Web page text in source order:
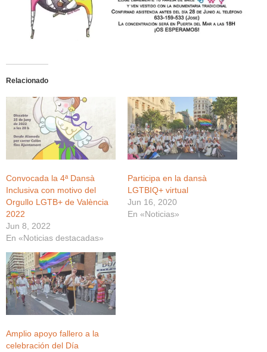
Relacionado
Convocada la 4ª Dansà
Inclusiva con motivo del
Orgullo LGTB+ de València
2022
Jun 8, 2022
En «Noticias destacadas»
Participa en la dansà
LGTBIQ+ virtual
Jun 16, 2020
En «Noticias»
Amplio apoyo fallero a la
celebración del Día